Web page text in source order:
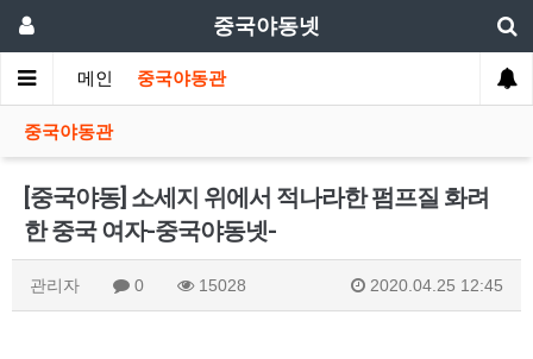
중국야동넷
메인 중국야동관
중국야동관
[중국야동] 소세지 위에서 적나라한 펌프질 화려
한 중국 여자-중국야동넷-
관리자 0 15028 2020.04.25 12:45